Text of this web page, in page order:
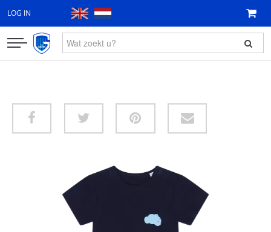
LOG IN